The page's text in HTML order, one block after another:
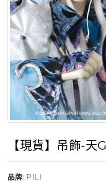
【現貨】吊飾-天
品牌: PILI